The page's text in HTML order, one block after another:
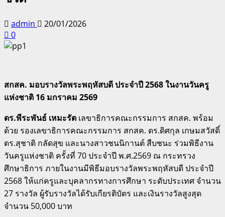
admin
20/01/2026
0
สกสค. มอบรางวัลพระพฤหัสบดี ประจำปี 2568 ในงานวันครู
แห่งชาติ 16 มกราคม 2569
ดร.พีระพันธ์ เหมะรัต เลขาธิการคณะกรรมการ สกสค. พร้อม
ด้วย รองเลขาธิการคณะกรรมการ สกสค. ดร.ดิศกุล เกษมสวัสดิ์
ดร.สุชาติ กลัดสุข และนางสาวชนนิกานต์ สืบชนะ ร่วมพิธีงาน
วันครูแห่งชาติ ครั้งที่ 70 ประจำปี พ.ศ.2569 ณ กระทรวง
ศึกษาธิการ ภายในงานมีพิธีมอบรางวัลพระพฤหัสบดี ประจำปี
2568 ให้แก่ครูและบุคลากรทางการศึกษา ระดับประเทศ จำนวน
27 รางวัล ผู้รับรางวัลได้รับเกียรติบัตร และเงินรางวัลสูงสุด
จำนวน 50,000 บาท